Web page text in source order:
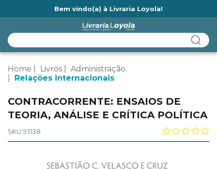
Bem vindo(a) à Livraria Loyola!
Home Livros
Administração
Relações internacionais
CONTRACORRENTE: ENSAIOS DE
TEORIA, ANÁLISE E CRÍTICA POLÍTICA
SKU 93138